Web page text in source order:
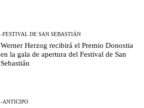
-FESTIVAL DE SAN SEBASTIÁN
Werner Herzog recibirá el Premio Donostia
en la gala de apertura del Festival de San
Sebastián
-ANTICIPO